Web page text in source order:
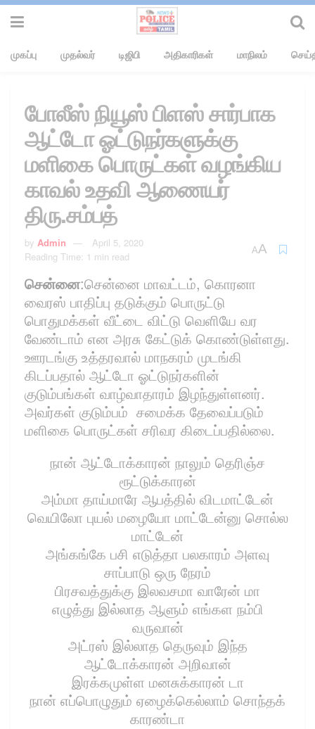
முகப்பு முதல்வர் டிஜிபி அதிகாரிகள் மாநிலம்
போலீஸ் நியூஸ் பிளஸ் சார்பாக
ஆட்டோ ஓட்டுநர்களுக்கு
மளிகை பொருட்கள் வழங்கிய
காவல் உதவி ஆணையர்
திரு.சம்பத்
by Admin
April 5, 2020
Reading Time: 1 min read
AA
சென்னை:சென்னை மாவட்டம், கொரனா
வைரஸ் பாதிப்பு தடுக்கும் பொருட்டு
பொதுமக்கள் வீட்டை விட்டு வெளியே வர
வேண்டாம் என அரசு கேட்டுக் கொண்டுள்ளது.
ஊரடங்கு உத்தரவால் மாநகரம் முடங்கி
கிடப்பதால் ஆட்டோ ஓட்டுநர்களின்
குடும்பங்கள் வாழ்வாதாரம் இழந்துள்ளனர்.
அவர்கள் குடும்பம் சமைக்க தேவைப்படும்
மளிகை பொருட்கள் சரிவர கிடைப்பதில்லை.
நான் ஆட்டோக்காரன் நாலும் தெரிஞ்ச
ரூட்டுக்காரன்
அம்மா தாய்மாரே ஆபத்தில் விடமாட்டேன்
வெயிலோ புயல் மழையோ மாட்டேன்னு சொல்ல
மாட்டேன்
அங்கங்கே பசி எடுத்தா பலகாரம் அளவு
சாப்பாடு ஒரு நேரம்
பிரசவத்துக்கு இலவசமா வாரேன் மா
எழுத்து இல்லாத ஆளும் எங்கள நம்பி
வருவான்
அட்ரஸ் இல்லாத தெருவும் இந்த
ஆட்டோக்காரன் அறிவான்
இரக்கமுள்ள மனசுக்காரன் டா
நான் எப்பொழுதும் ஏழைக்கெல்லாம் சொந்தக்
காரண்டா